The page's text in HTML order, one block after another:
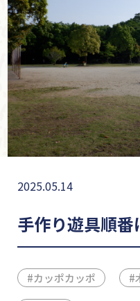
2025.05.14
手作り遊具順番
#カッポカッポ #